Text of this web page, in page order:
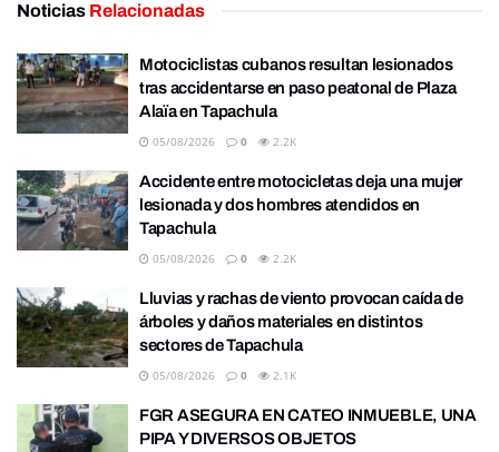
Noticias Relacionadas
Motociclistas cubanos resultan lesionados
tras accidentarse en paso peatonal de Plaza
Alaïa en Tapachula
05/08/2026 0 2.2K
Accidente entre motocicletas deja una mujer
lesionada y dos hombres atendidos en
Tapachula
05/08/2026 0 2.2K
Lluvias y rachas de viento provocan caída de
árboles y daños materiales en distintos
sectores de Tapachula
05/08/2026 0 2.1K
FGR ASEGURA EN CATEO INMUEBLE, UNA
PIPA Y DIVERSOS OBJETOS